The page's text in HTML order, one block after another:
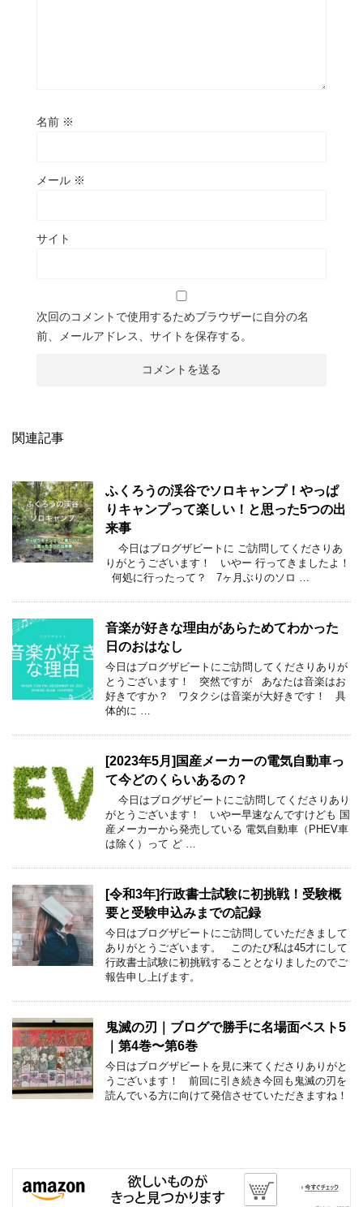
名前 ※
メール ※
サイト
次回のコメントで使用するためブラウザーに自分の名
前、メールアドレス、サイトを保存する。
関連記事
ふくろうの渓谷でソロキャンプ！やっぱ
りキャンプって楽しい！と思った5つの出
来事
今日はブログザビートに ご訪問してくださりあ
りがとうございます！ いやー 行ってきましたよ！
何処に行ったって？ 7ヶ月ぶりのソロ …
音楽が好きな理由があらためてわかった
日のおはなし
今日はブログザビートにご訪問してくださりありが
とうございます！ 突然ですが あなたは音楽はお
好きですか？ ワタクシは音楽が大好きです！ 具
体的に …
[2023年5月]国産メーカーの電気自動車っ
て今どのくらいあるの？
今日はブログザビートにご訪問してくださりあり
がとうございます！ いやー早速なんですけども 国
産メーカーから発売している 電気自動車（PHEV車
は除く）って ど …
[令和3年]行政書士試験に初挑戦！受験概
要と受験申込みまでの記録
今日はブログザビートにご訪問していただきまして
ありがとうございます。 このたび私は45才にして
行政書士試験に初挑戦することとなりましたのでご
報告申し上げます。
鬼滅の刃｜ブログで勝手に名場面ベスト5
｜第4巻〜第6巻
今日はブログザビートを見に来てくださりありがと
うございます！ 前回に引き続き今回も鬼滅の刃を
読んでいる方に向けて発信させていただきますね！